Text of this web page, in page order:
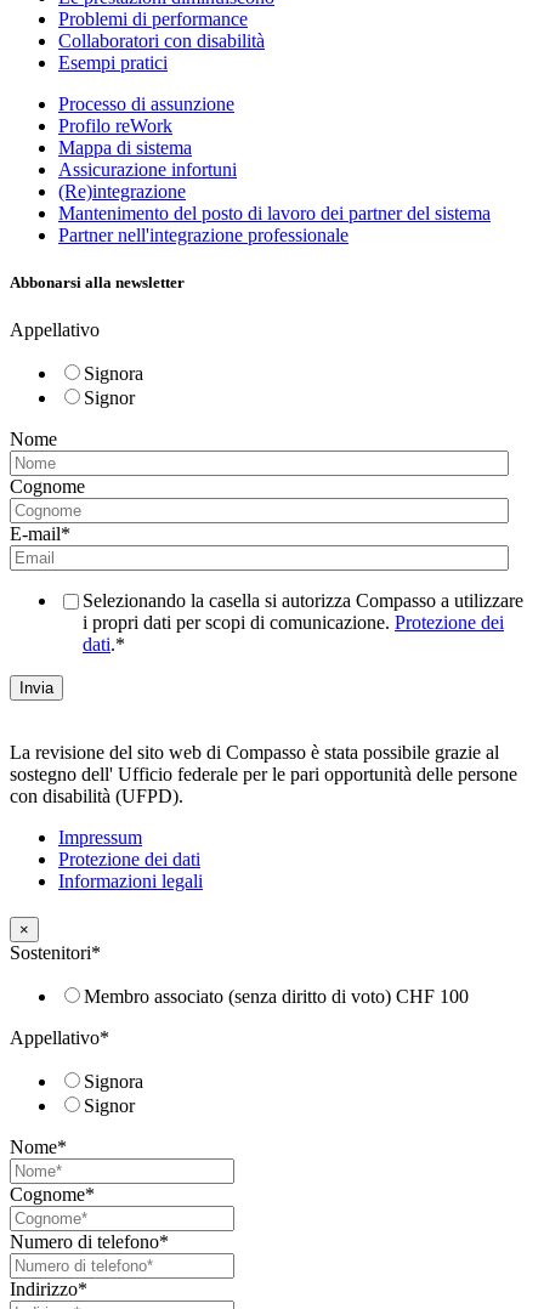
Problemi di performance
Collaboratori con disabilità
Esempi pratici
Processo di assunzione
Profilo reWork
Mappa di sistema
Assicurazione infortuni
(Re)integrazione
Mantenimento del posto di lavoro dei partner del sistema
Partner nell'integrazione professionale
Abbonarsi alla newsletter
Appellativo
Signora
Signor
Nome
Cognome
E-mail*
Selezionando la casella si autorizza Compasso a utilizzare
i propri dati per scopi di comunicazione. Protezione dei
dati.*
La revisione del sito web di Compasso è stata possibile grazie al
sostegno dell' Ufficio federale per le pari opportunità delle persone
con disabilità (UFPD).
Impressum
Protezione dei dati
Informazioni legali
×
Sostenitori*
Membro associato (senza diritto di voto) CHF 100
Appellativo*
Signora
Signor
Nome*
Cognome*
Numero di telefono*
Indirizzo*